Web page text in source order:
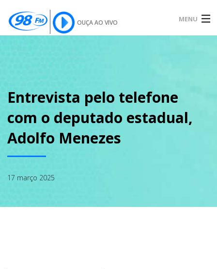
OUÇA AO VIVO MENU
SOBRE
Entrevista pelo telefone
com o deputado estadual,
Adolfo Menezes
17 março 2025